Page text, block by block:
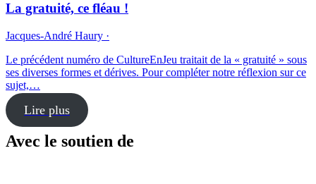
La gratuité, ce fléau !
Jacques-André Haury ·
Le précédent numéro de Culture­EnJeu trai­tait de la « gratuité » sous
ses diverses formes et dérives. Pour compléter notre réflexion sur ce
sujet,…
Lire plus
Avec le soutien de